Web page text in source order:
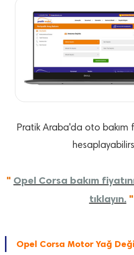
Pratik Araba'da oto bakım
" Opel Corsa bakım
tıklayın. "
Opel Corsa Motor Yağ